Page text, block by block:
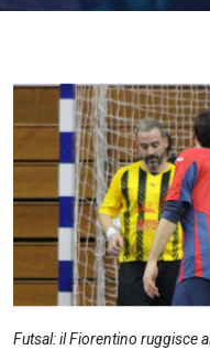
Futsal: il Fiorentino ruggisce